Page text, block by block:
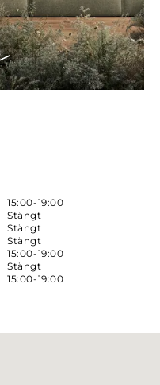
15:00-19:00
Stängt
Stängt
Stängt
15:00-19:00
Stängt
15:00-19:00